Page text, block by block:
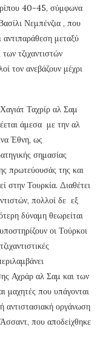
40-45, σύμφωνα
Νεμπένζια , που
αντιπαράθεση μεταξύ
τζιχαντιστών
τον ανεβάζουν μέχρι
Ταχρίρ αλ Σαμ
άμεσα με την αλ
Έθνη, ως
σημασίας
πρωτεύουσάς της και
Τουρκία. Διαθέτει
πολλοί δε εξ
δύναμη θεωρείται
οι Τούρκοι
Αχράρ αλ Σαμ και των
μαχητές που υπάγονται
αντιστασιακή οργάνωση
που αποδείχθηκε